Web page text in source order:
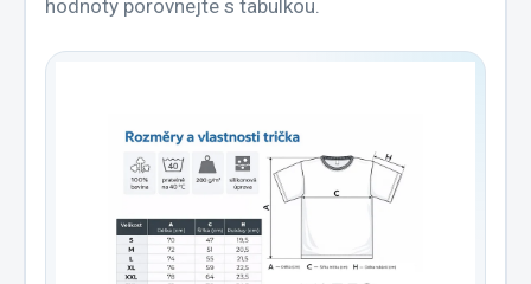
hodnoty porovnejte s tabulkou.